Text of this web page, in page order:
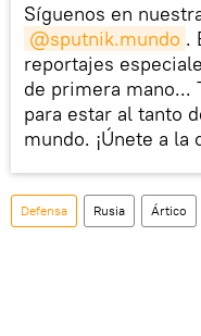
Síguenos en
@sputnik.mundo .
reportajes
de primera mano...
para estar al tanto
mundo. ¡Únete a la
Defensa Rusia Ártico